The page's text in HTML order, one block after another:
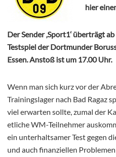
hier
Der Sender ‚Sport1‘ überträgt
Testspiel der Dortmunder
Essen. Anstoß ist um 17.00 Uhr.
Wenn man sich kurz vor der
Trainingslager nach Bad Ragaz
viel erwarten sollte, zumal der
etliche WM-Teilnehmer
ein unterhaltsamer Test gegen
und auch finanziellen